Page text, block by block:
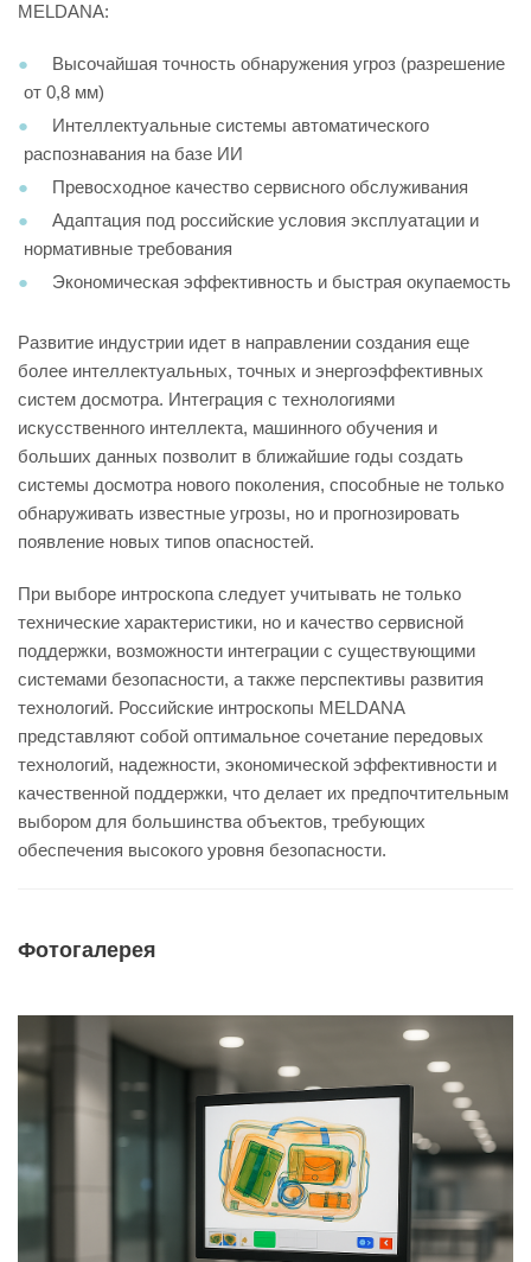
MELDANA:
Высочайшая точность обнаружения угроз (разрешение
от 0,8 мм)
Интеллектуальные системы автоматического
распознавания на базе ИИ
Превосходное качество сервисного обслуживания
Адаптация под российские условия эксплуатации и
нормативные требования
Экономическая эффективность и быстрая окупаемость
Развитие индустрии идет в направлении создания еще
более интеллектуальных, точных и энергоэффективных
систем досмотра. Интеграция с технологиями
искусственного интеллекта, машинного обучения и
больших данных позволит в ближайшие годы создать
системы досмотра нового поколения, способные не только
обнаруживать известные угрозы, но и прогнозировать
появление новых типов опасностей.
При выборе интроскопа следует учитывать не только
технические характеристики, но и качество сервисной
поддержки, возможности интеграции с существующими
системами безопасности, а также перспективы развития
технологий. Российские интроскопы MELDANA
представляют собой оптимальное сочетание передовых
технологий, надежности, экономической эффективности и
качественной поддержки, что делает их предпочтительным
выбором для большинства объектов, требующих
обеспечения высокого уровня безопасности.
Фотогалерея